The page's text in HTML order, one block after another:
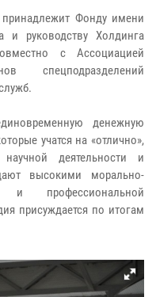
Фонду имени
и руководству Холдинга
с Ассоциацией
спецподразделений
денежную
учатся на «отлично»,
деятельности и
высокими морально-
и профессиональной
присуждается по итогам